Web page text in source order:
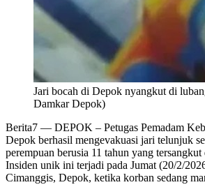
Jari bocah di Depok nyangkut di
Damkar Depok)
Berita7 — DEPOK – Petugas Pemadam
Depok berhasil mengevakuasi jari telunjuk
perempuan berusia 11 tahun yang
Insiden unik ini terjadi pada Jumat (20/2/
Cimanggis, Depok, ketika korban sedang